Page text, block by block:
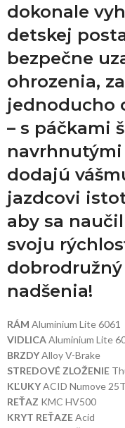
dokonale
detskej
bezpečne
ohrozenia,
jednoducho
– s páčkami
navrhnutými
dodajú
jazdcovi
aby sa
svoju
nadšenia!
RÁM Aluminium Lite 6061
VIDLICAAluminium Lite
BRZDYAlloy V-Brake
STREDOVÉ ZLOŽENIE
KĽUKYACID Numove
REŤAZ KMC HV500
KRYT REŤAZEAcid